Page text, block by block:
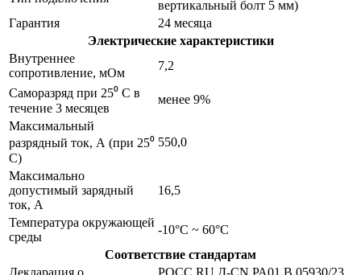
вертикальный болт 5 мм)
Гарантия
24 месяца
Электрические характеристики
Внутреннее
сопротивление, мОм
7,2
Саморазряд при 25⁰ С в
течение 3 месяцев
менее 9%
Максимальный
разрядный ток, А (при 25⁰
С)
550,0
Максимально
допустимый зарядный
ток, А
16,5
Температура окружающей
среды
-10°C ~ 60°C
Соответствие стандартам